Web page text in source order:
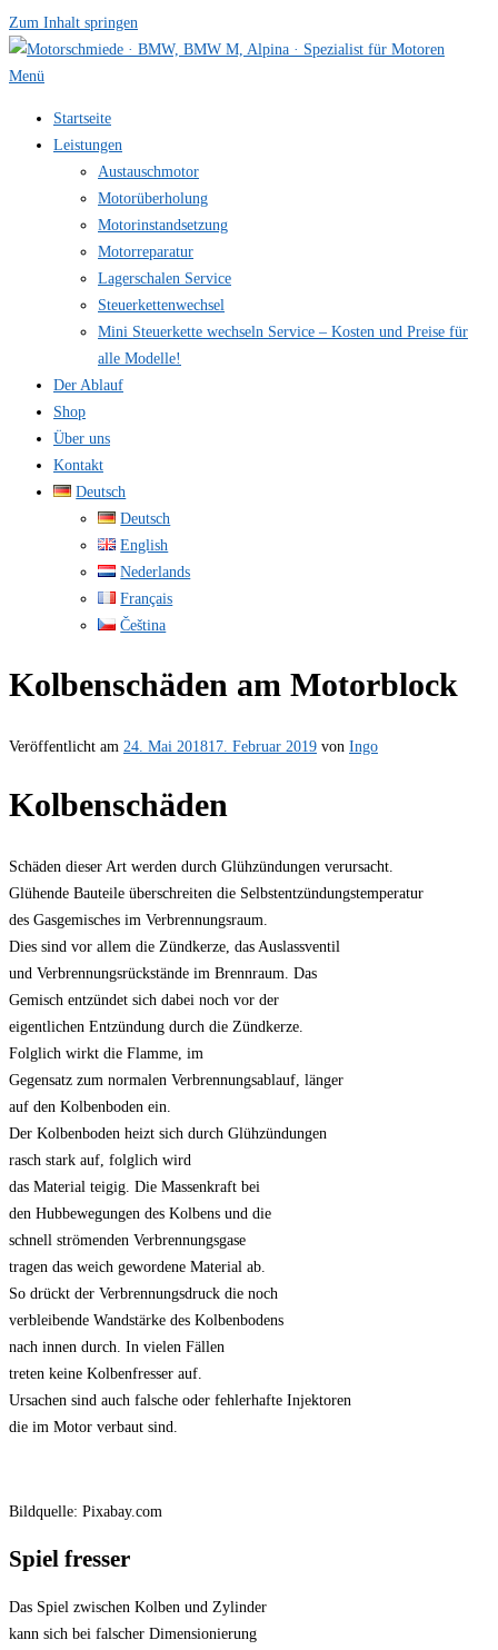
Zum Inhalt springen
Menü
Startseite
Leistungen
Austauschmotor
Motorüberholung
Motorinstandsetzung
Motorreparatur
Lagerschalen Service
Steuerkettenwechsel
Mini Steuer­kette wechseln Service – Kosten und Preise für
alle Modelle!
Der Ablauf
Shop
Über uns
Kontakt
Deutsch
Deutsch
English
Nederlands
Français
Čeština
Kolbenschäden am Motorblock
Veröffentlicht am 24. Mai 201817. Februar 2019 von Ingo
Kolbenschäden
Schäden dieser Art werden durch Glühzündungen verursacht.
Glühende Bauteile überschreiten die Selbstentzündungstemperatur
des Gasgemisches im Verbrennungsraum.
Dies sind vor allem die Zündkerze, das Auslassventil
und Verbrennungsrückstände im Brennraum. Das
Gemisch entzündet sich dabei noch vor der
eigentlichen Entzündung durch die Zündkerze.
Folglich wirkt die Flamme, im
Gegensatz zum normalen Verbrennungsablauf, länger
auf den Kolbenboden ein.
Der Kolbenboden heizt sich durch Glühzündungen
rasch stark auf, folglich wird
das Material teigig. Die Massenkraft bei
den Hubbewegungen des Kolbens und die
schnell strömenden Verbrennungsgase
tragen das weich gewordene Material ab.
So drückt der Verbrennungsdruck die noch
verbleibende Wandstärke des Kolbenbodens
nach innen durch. In vielen Fällen
treten keine Kolbenfresser auf.
Ursachen sind auch falsche oder fehlerhafte Injektoren
die im Motor verbaut sind.
Bildquelle: Pixabay.com
Spiel fresser
Das Spiel zwischen Kolben und Zylinder
kann sich bei falscher Dimensionierung